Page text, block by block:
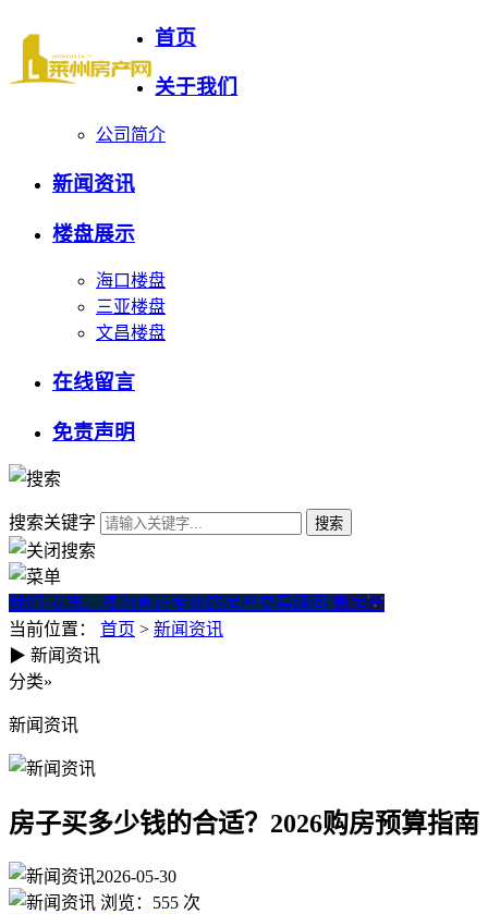
首页
关于我们
公司简介
新闻资讯
楼盘展示
海口楼盘
三亚楼盘
文昌楼盘
在线留言
免责声明
搜索关键字
我们·立志。成为真正专业的房产交易顾问 微房产
当前位置： 首页 > 新闻资讯
房子买多少钱的合适？2026购
▶ 新闻资讯
分类»
新闻资讯
房子买多少钱的合适？2026购房预算指南
2026-05-30
浏览： 555 次